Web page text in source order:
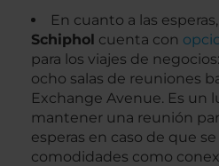
En cuanto a las
Schiphol cuenta con
para los viajes de
ocho salas de reuniones
Exchange Avenue. Es un
mantener una reunión
esperas en caso de que
comodidades como